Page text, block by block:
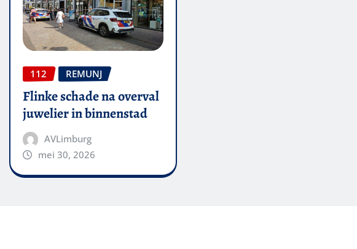
112 REMUNJ
Flinke schade na overval
juwelier in binnenstad
AVLimburg
mei 30, 2026